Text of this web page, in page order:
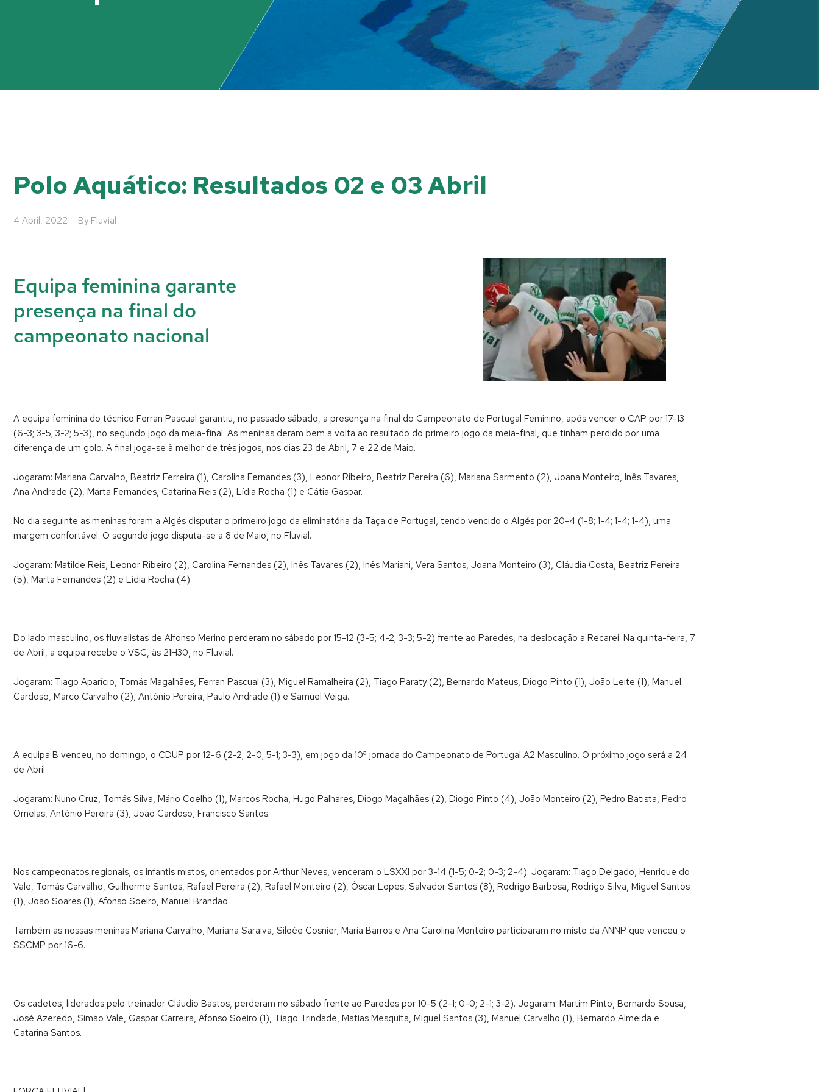
Polo Aquático: Resultados 02 e 03 Abril
4 Abril, 2022 By Fluvial
Equipa feminina garante
presença na final do
campeonato nacional
A equipa feminina do técnico Ferran Pascual garantiu, no passado sábado, a presença na final do Campeonato de Portugal Feminino, após vencer o CAP por 17-13
(6-3; 3-5; 3-2; 5-3), no segundo jogo da meia-final. As meninas deram bem a volta ao resultado do primeiro jogo da meia-final, que tinham perdido por uma
diferença de um golo. A final joga-se à melhor de três jogos, nos dias 23 de Abril, 7 e 22 de Maio.
Jogaram: Mariana Carvalho, Beatriz Ferreira (1), Carolina Fernandes (3), Leonor Ribeiro, Beatriz Pereira (6), Mariana Sarmento (2), Joana Monteiro, Inês Tavares,
Ana Andrade (2), Marta Fernandes, Catarina Reis (2), Lídia Rocha (1) e Cátia Gaspar.
No dia seguinte as meninas foram a Algés disputar o primeiro jogo da eliminatória da Taça de Portugal, tendo vencido o Algés por 20-4 (1-8; 1-4; 1-4; 1-4), uma
margem confortável. O segundo jogo disputa-se a 8 de Maio, no Fluvial.
Jogaram: Matilde Reis, Leonor Ribeiro (2), Carolina Fernandes (2), Inês Tavares (2), Inês Mariani, Vera Santos, Joana Monteiro (3), Cláudia Costa, Beatriz Pereira
(5), Marta Fernandes (2) e Lídia Rocha (4).
Do lado masculino, os fluvialistas de Alfonso Merino perderam no sábado por 15-12 (3-5; 4-2; 3-3; 5-2) frente ao Paredes, na deslocação a Recarei. Na quinta-feira, 7
de Abril, a equipa recebe o VSC, às 21H30, no Fluvial.
Jogaram: Tiago Aparício, Tomás Magalhães, Ferran Pascual (3), Miguel Ramalheira (2), Tiago Paraty (2), Bernardo Mateus, Diogo Pinto (1), João Leite (1), Manuel
Cardoso, Marco Carvalho (2), António Pereira, Paulo Andrade (1) e Samuel Veiga.
A equipa B venceu, no domingo, o CDUP por 12-6 (2-2; 2-0; 5-1; 3-3), em jogo da 10ª jornada do Campeonato de Portugal A2 Masculino. O próximo jogo será a 24
de Abril.
Jogaram: Nuno Cruz, Tomás Silva, Mário Coelho (1), Marcos Rocha, Hugo Palhares, Diogo Magalhães (2), Diogo Pinto (4), João Monteiro (2), Pedro Batista, Pedro
Ornelas, António Pereira (3), João Cardoso, Francisco Santos.
Nos campeonatos regionais, os infantis mistos, orientados por Arthur Neves, venceram o LSXXI por 3-14 (1-5; 0-2; 0-3; 2-4). Jogaram: Tiago Delgado, Henrique do
Vale, Tomás Carvalho, Guilherme Santos, Rafael Pereira (2), Rafael Monteiro (2), Óscar Lopes, Salvador Santos (8), Rodrigo Barbosa, Rodrigo Silva, Miguel Santos
(1), João Soares (1), Afonso Soeiro, Manuel Brandão.
Também as nossas meninas Mariana Carvalho, Mariana Saraiva, Siloée Cosnier, Maria Barros e Ana Carolina Monteiro participaram no misto da ANNP que venceu o
SSCMP por 16-6.
Os cadetes, liderados pelo treinador Cláudio Bastos, perderam no sábado frente ao Paredes por 10-5 (2-1; 0-0; 2-1; 3-2). Jogaram: Martim Pinto, Bernardo Sousa,
José Azeredo, Simão Vale, Gaspar Carreira, Afonso Soeiro (1), Tiago Trindade, Matias Mesquita, Miguel Santos (3), Manuel Carvalho (1), Bernardo Almeida e
Catarina Santos.